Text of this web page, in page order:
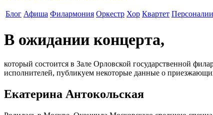
Блог Афиша Филармония Оркестр Хор Квартет Персоналии
В ожидании концерта,
который состоится в Зале Орловской государственной
исполнителей, публикуем некоторые данные о
Екатерина Антокольская